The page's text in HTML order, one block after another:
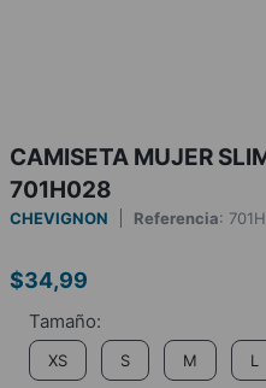
CAMISETA MUJER
701H028
CHEVIGNON Referencia:
$34,99
XS S M L